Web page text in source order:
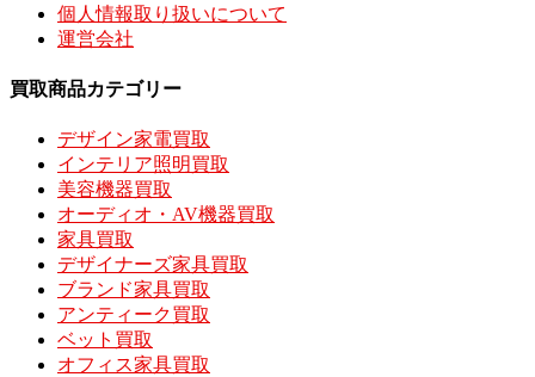
個人情報取り扱いについて
運営会社
買取商品カテゴリー
デザイン家電買取
インテリア照明買取
美容機器買取
オーディオ・AV機器買取
家具買取
デザイナーズ家具買取
ブランド家具買取
アンティーク買取
ベット買取
オフィス家具買取